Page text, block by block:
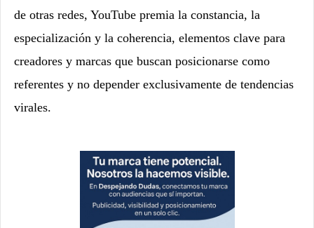
de otras redes, YouTube premia la constancia, la
especialización y la coherencia, elementos clave para
creadores y marcas que buscan posicionarse como
referentes y no depender exclusivamente de tendencias
virales.